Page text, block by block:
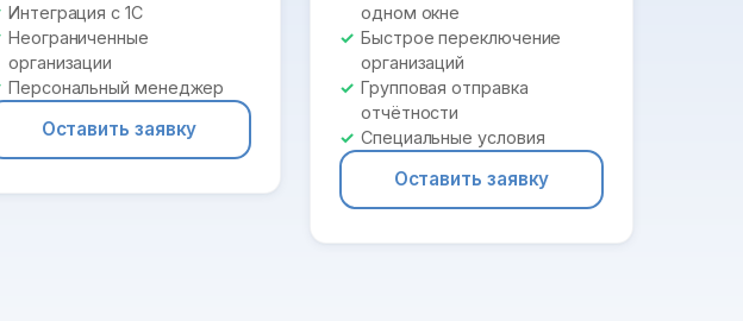
Интеграция с 1С
Неограниченные
организации
Персональный менеджер
Оставить заявку
одном окне
Быстрое переключение
организаций
Групповая отправка
отчётности
Специальные условия
Оставить заявку